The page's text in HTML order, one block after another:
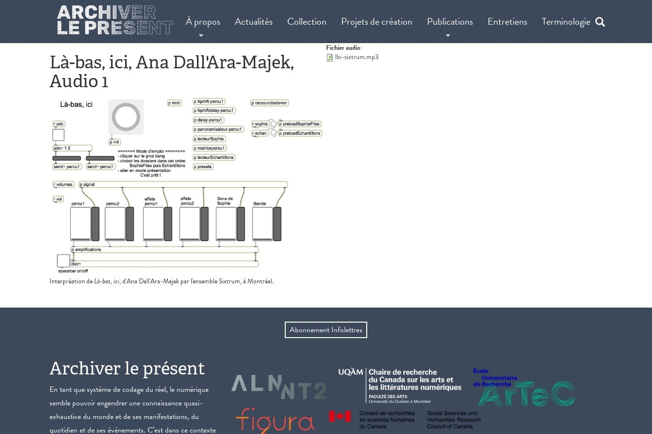
Aller au contenu principal
À propos Actualités Collection Projets de création Publications Entretiens Terminologie
Là-bas, ici, Ana Dall'Ara-Majek,
Audio 1
Interpréation deLà-bas, ici, d'Ana Dall'Ara-Majek par l'ensemble Sixtrum, à Montréal.
Fichier audio:
lbi-sixtrum.mp3
Abonnement Infolettres
Archiver le présent
En tant que système de codage du réel, le numérique
semble pouvoir engendrer une connaissance quasi-
exhaustive du monde et de ses manifestations, du
quotidien et de ses événements. C’est dans ce contexte